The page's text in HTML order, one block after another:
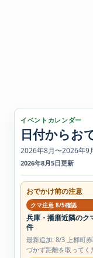
イベントカレンダー
日付からお
2026年8月〜2026年9
2026年8月5日更新
おでかけ前の注意
クマ注意 8/5確認
兵庫・播磨近隣のク
件
最新追加: 8/3 上郡町
づかず距離を取ってく